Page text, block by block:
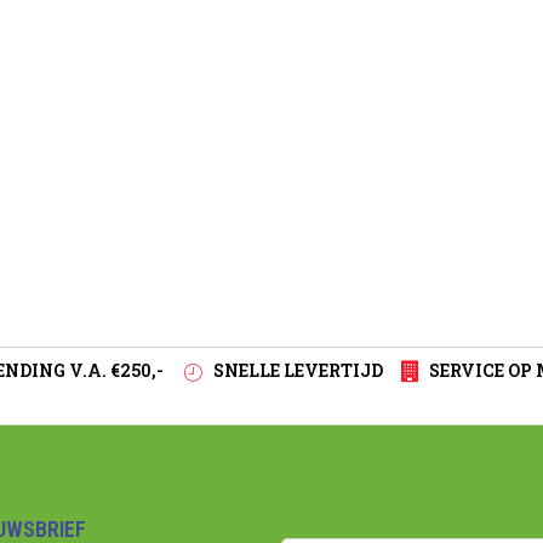
V.A. €250,- SNELLE LEVERTIJD SERVICE OP